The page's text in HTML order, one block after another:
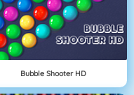
Bubble Shooter HD